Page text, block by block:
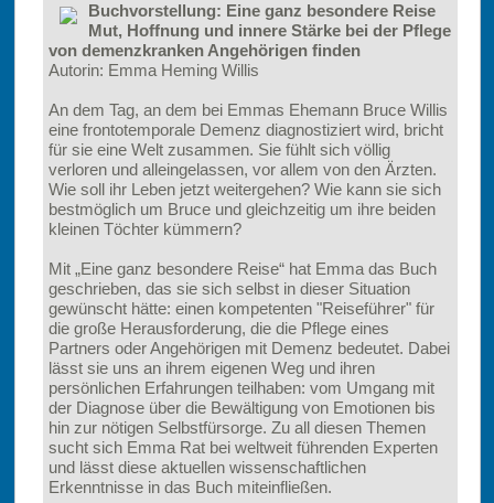
Buchvorstellung: Eine ganz besondere Reise
Mut, Hoffnung und innere Stärke bei der Pflege
von demenzkranken Angehörigen finden
Autorin: Emma Heming Willis
An dem Tag, an dem bei Emmas Ehemann Bruce Willis
eine frontotemporale Demenz diagnostiziert wird, bricht
für sie eine Welt zusammen. Sie fühlt sich völlig
verloren und alleingelassen, vor allem von den Ärzten.
Wie soll ihr Leben jetzt weitergehen? Wie kann sie sich
bestmöglich um Bruce und gleichzeitig um ihre beiden
kleinen Töchter kümmern?
Mit „Eine ganz besondere Reise“ hat Emma das Buch
geschrieben, das sie sich selbst in dieser Situation
gewünscht hätte: einen kompetenten "Reiseführer" für
die große Herausforderung, die die Pflege eines
Partners oder Angehörigen mit Demenz bedeutet. Dabei
lässt sie uns an ihrem eigenen Weg und ihren
persönlichen Erfahrungen teilhaben: vom Umgang mit
der Diagnose über die Bewältigung von Emotionen bis
hin zur nötigen Selbstfürsorge. Zu all diesen Themen
sucht sich Emma Rat bei weltweit führenden Experten
und lässt diese aktuellen wissenschaftlichen
Erkenntnisse in das Buch miteinfließen.